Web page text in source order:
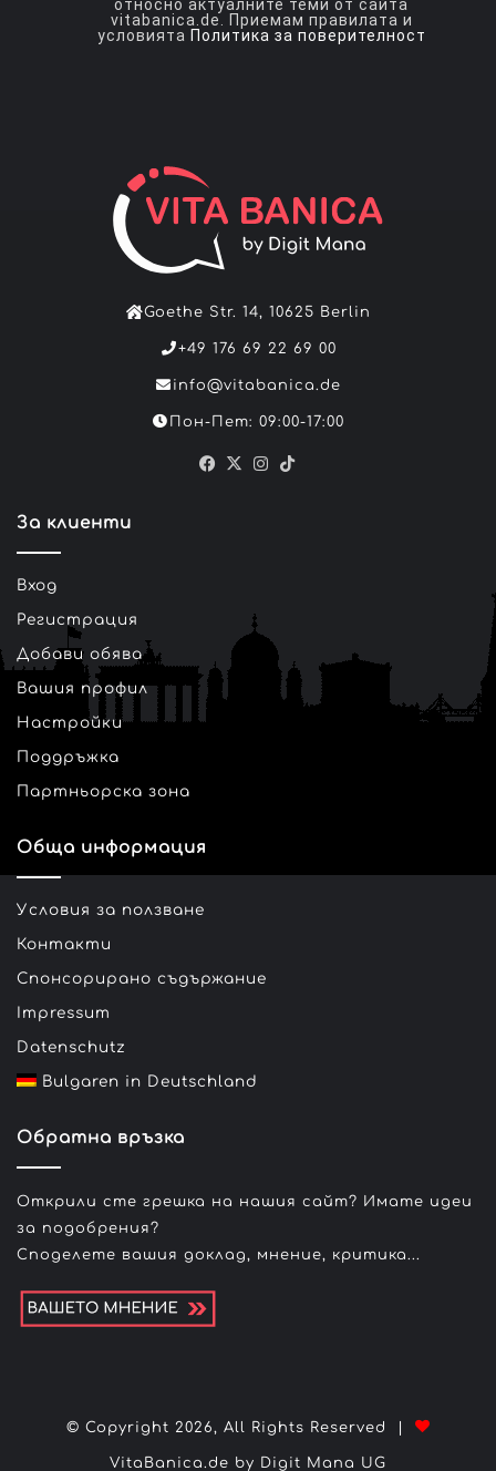
относно актуалните теми от сайта
vitabanica.de. Приемам правилата и
условията Политика за поверителност
Goethe Str. 14, 10625 Berlin
+49 176 69 22 69 00
info@vitabanica.de
Пон-Пет: 09:00-17:00
За клиенти
Вход
Регистрация
Добави обява
Вашия профил
Настройки
Поддръжка
Партньорска зона
Обща информация
Условия за ползване
Контакти
Спонсорирано съдържание
Impressum
Datenschutz
Bulgaren in Deutschland
Обратна връзка
Открили сте грешка на нашия сайт? Имате идеи
за подобрения?
Споделете вашия доклад, мнение, критика...
© Copyright 2026, All Rights Reserved |
VitaBanica.de by Digit Mana UG